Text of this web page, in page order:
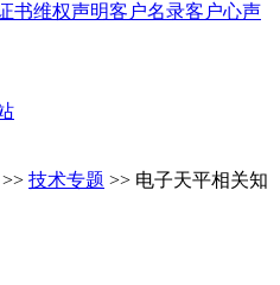
书维权声明客户名录客户心声
>> 技术专题 >> 电子天平相关知